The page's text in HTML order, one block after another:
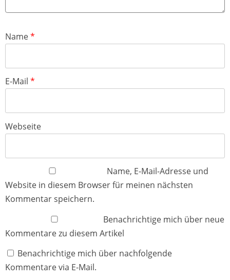
Name*
E-Mail *
Webseite
Name, E-Mail-Adresse und
Website in diesem Browser für meinen nächsten
Kommentar speichern.
Benachrichtige mich über neue
Kommentare zu diesem Artikel
Benachrichtige mich über nachfolgende
Kommentare via E-Mail.